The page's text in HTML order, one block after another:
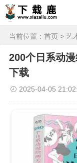
当前位置： 首页 > 艺
200个日系动
下载
2025-04-05